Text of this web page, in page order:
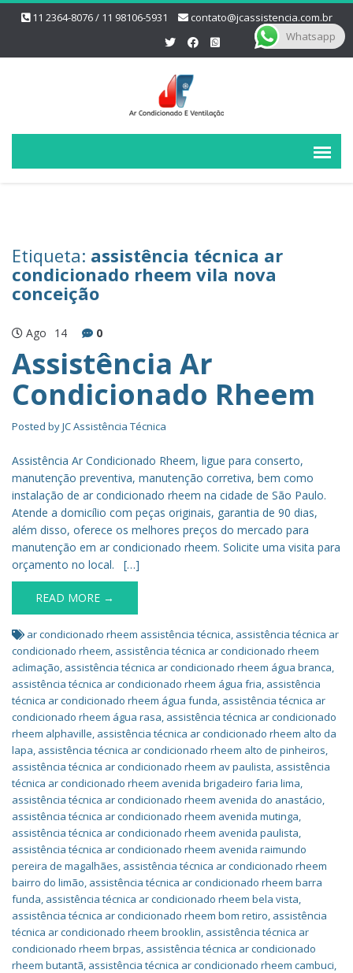
11 2364-8076 / 11 98106-5931 contato@jcassistencia.com.br
Etiqueta: assistência técnica ar
condicionado rheem vila nova
conceição
Ago 14 0
Assistência Ar
Condicionado Rheem
Posted byJC Assistência Técnica
Assistência Ar Condicionado Rheem, ligue para conserto,
manutenção preventiva, manutenção corretiva, bem como
instalação de ar condicionado rheem na cidade de São Paulo.
Atende a domicílio com peças originais, garantia de 90 dias,
além disso, oferece os melhores preços do mercado para
manutenção em ar condicionado rheem. Solicite uma visita para
orçamento no local. […]
READ MORE →
ar condicionado rheem assistência técnica, assistência técnica ar
condicionado rheem, assistência técnica ar condicionado rheem
aclimação, assistência técnica ar condicionado rheem água branca,
assistência técnica ar condicionado rheem água fria, assistência
técnica ar condicionado rheem água funda, assistência técnica ar
condicionado rheem água rasa, assistência técnica ar condicionado
rheem alphaville, assistência técnica ar condicionado rheem alto da
lapa, assistência técnica ar condicionado rheem alto de pinheiros,
assistência técnica ar condicionado rheem av paulista, assistência
técnica ar condicionado rheem avenida brigadeiro faria lima,
assistência técnica ar condicionado rheem avenida do anastácio,
assistência técnica ar condicionado rheem avenida mutinga,
assistência técnica ar condicionado rheem avenida paulista,
assistência técnica ar condicionado rheem avenida raimundo
pereira de magalhães, assistência técnica ar condicionado rheem
bairro do limão, assistência técnica ar condicionado rheem barra
funda, assistência técnica ar condicionado rheem bela vista,
assistência técnica ar condicionado rheem bom retiro, assistência
técnica ar condicionado rheem brooklin, assistência técnica ar
condicionado rheem brpas, assistência técnica ar condicionado
rheem butantã, assistência técnica ar condicionado rheem cambuci,
Whatsapp